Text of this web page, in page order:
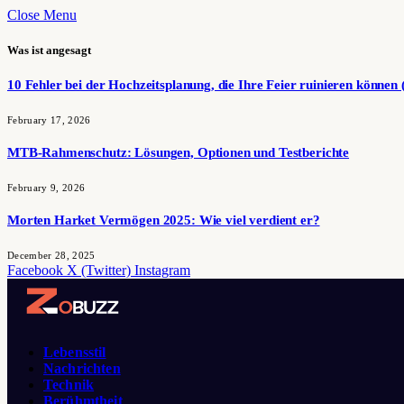
Close Menu
Was ist angesagt
10 Fehler bei der Hochzeitsplanung, die Ihre Feier ruinieren können
February 17, 2026
MTB-Rahmenschutz: Lösungen, Optionen und Testberichte
February 9, 2026
Morten Harket Vermögen 2025: Wie viel verdient er?
December 28, 2025
Facebook X (Twitter) Instagram
Lebensstil
Nachrichten
Technik
Berühmtheit